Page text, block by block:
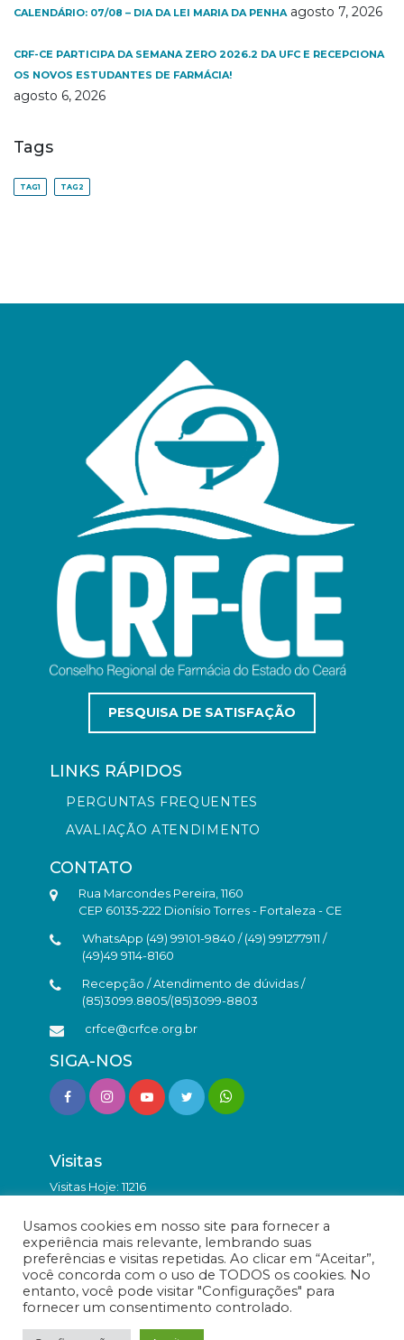
CALENDÁRIO: 07/08 – DIA DA LEI MARIA DA PENHA agosto 7, 2026
CRF-CE PARTICIPA DA SEMANA ZERO 2026.2 DA UFC E RECEPCIONA
OS NOVOS ESTUDANTES DE FARMÁCIA!
agosto 6, 2026
Tags
TAG1 TAG2
PESQUISA DE SATISFAÇÃO
LINKS RÁPIDOS
PERGUNTAS FREQUENTES
AVALIAÇÃO ATENDIMENTO
CONTATO
Rua Marcondes Pereira, 1160
CEP 60135-222 Dionísio Torres - Fortaleza - CE
WhatsApp (49) 99101-9840 / (49) 991277911 /
(49)49 9114-8160
Recepção / Atendimento de dúvidas /
(85)3099.8805/(85)3099-8803
crfce@crfce.org.br
SIGA-NOS
Visitas
Visitas Hoje: 11216
Usamos cookies em nosso site para fornecer a
experiência mais relevante, lembrando suas
preferências e visitas repetidas. Ao clicar em “Aceitar”,
você concorda com o uso de TODOS os cookies. No
entanto, você pode visitar "Configurações" para
fornecer um consentimento controlado.